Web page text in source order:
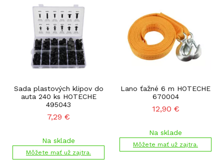
Sada plastových klipov do
auta 240 ks HOTECHE
495043
7,29 €
Na sklade
Môžete mať už zajtra.
Lano ťažné 6 m HOTECHE
670004
12,90 €
Na sklade
Môžete mať už zajtra.